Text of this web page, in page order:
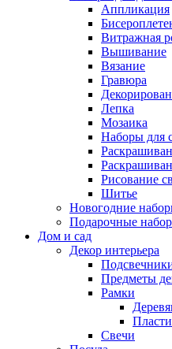
Аппликация
Витражная
Вышивание
Вязание
Гравюра
Лепка
Мозаика
Наборы для
Рисование
Шитье
Новогодние
Подарочные
Дом и сад
Декор интерьера
Предметы
Рамки
Свечи